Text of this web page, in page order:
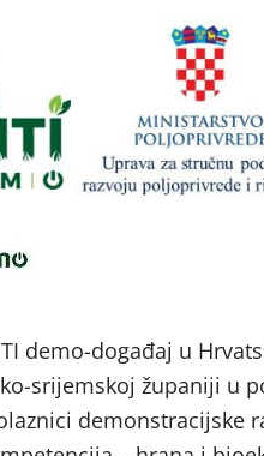
demo-događaj u
srijemskoj županiji u
demonstracijske